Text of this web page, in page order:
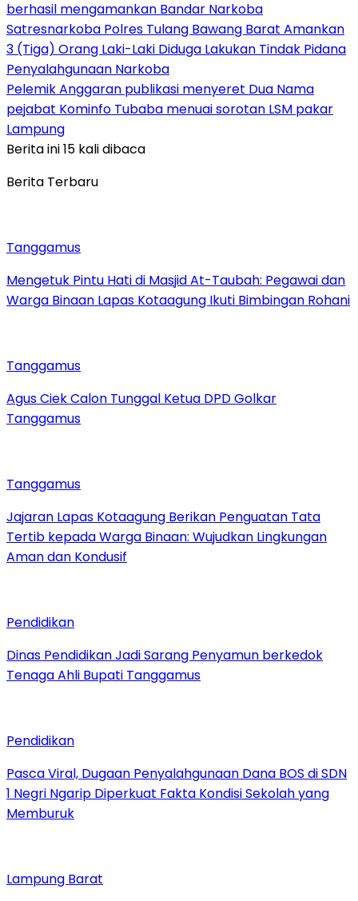
berhasil mengamankan Bandar Narkoba
Satresnarkoba Polres Tulang Bawang Barat Amankan
3 (Tiga) Orang Laki-Laki Diduga Lakukan Tindak Pidana
Penyalahgunaan Narkoba
Pelemik Anggaran publikasi menyeret Dua Nama
pejabat Kominfo Tubaba menuai sorotan LSM pakar
Lampung
Berita ini 15 kali dibaca
Berita Terbaru
Tanggamus
Mengetuk Pintu Hati di Masjid At-Taubah: Pegawai dan
Warga Binaan Lapas Kotaagung Ikuti Bimbingan Rohani
Tanggamus
Agus Ciek Calon Tunggal Ketua DPD Golkar
Tanggamus
Tanggamus
Jajaran Lapas Kotaagung Berikan Penguatan Tata
Tertib kepada Warga Binaan: Wujudkan Lingkungan
Aman dan Kondusif
Pendidikan
Dinas Pendidikan Jadi Sarang Penyamun berkedok
Tenaga Ahli Bupati Tanggamus
Pendidikan
Pasca Viral, Dugaan Penyalahgunaan Dana BOS di SDN
1 Negri Ngarip Diperkuat Fakta Kondisi Sekolah yang
Memburuk
Lampung Barat